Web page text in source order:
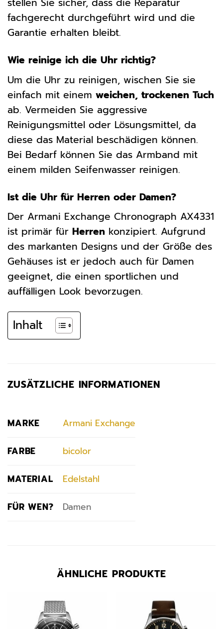
fachgerecht durchgeführt wird und die
Garantie erhalten bleibt.
Wie reinige ich die Uhr richtig?
Um die Uhr zu reinigen, wischen Sie sie
einfach mit einem weichen, trockenen Tuch
ab. Vermeiden Sie aggressive
Reinigungsmittel oder Lösungsmittel, da
diese das Material beschädigen können.
Bei Bedarf können Sie das Armband mit
einem milden Seifenwasser reinigen.
Ist die Uhr für Herren oder Damen?
Der Armani Exchange Chronograph AX4331
ist primär für Herren konzipiert. Aufgrund
des markanten Designs und der Größe des
Gehäuses ist er jedoch auch für Damen
geeignet, die einen sportlichen und
auffälligen Look bevorzugen.
Inhalt
ZUSÄTZLICHE INFORMATIONEN
MARKE Armani Exchange
FARBE bicolor
MATERIAL Edelstahl
FÜR WEN? Damen
ÄHNLICHE PRODUKTE